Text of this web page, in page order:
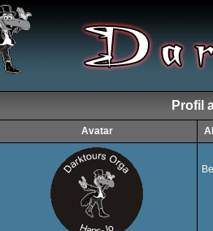
Profil
Avatar